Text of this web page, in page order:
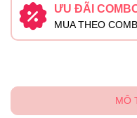
ƯU ĐÃI
MUA THEO
MÔ